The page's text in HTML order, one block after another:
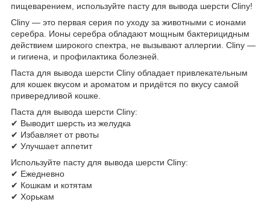
пищеварением, используйте пасту для вывода шерсти Cliny!
Cliny — это первая серия по уходу за животными с ионами
серебра. Ионы серебра обладают мощным бактерицидным
действием широкого спектра, не вызывают аллергии. Cliny —
и гигиена, и профилактика болезней.
Паста для вывода шерсти Cliny обладает привлекательным
для кошек вкусом и ароматом и придётся по вкусу самой
привередливой кошке.
Паста для вывода шерсти Cliny:
✔ Выводит шерсть из желудка
✔ Избавляет от рвоты
✔ Улучшает аппетит
Используйте пасту для вывода шерсти Cliny:
✔ Ежедневно
✔ Кошкам и котятам
✔ Хорькам